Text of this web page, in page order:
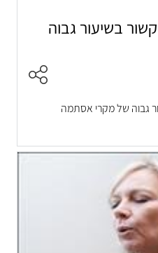
בשיעור גבוה
גבוה של מקרי אסתמה